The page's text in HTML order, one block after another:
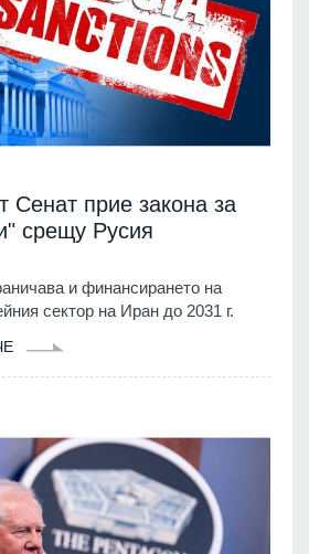
Сенат прие закона за
срещу Русия
и финансирането на
сектор на Иран до 2031 г.